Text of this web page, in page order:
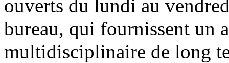
ouverts du lundi au
bureau, qui fournissent un
multidisciplinaire de long